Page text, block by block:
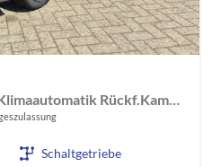
Trend 1.0 T-GDI 90PS Klimaautomatik Rückf.Kamera Parksensoren Sitzheizung Lenkradheizung Bluetooth Touchscreen Tempomat Apple CarPlay + Android Auto 16"LM
Schaltgetriebe